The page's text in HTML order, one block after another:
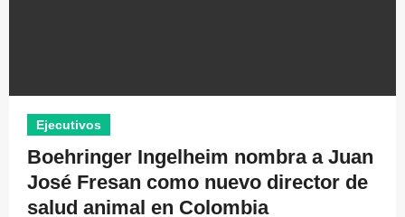
Ejecutivos
Boehringer Ingelheim nombra a Juan
José Fresan como nuevo director de
salud animal en Colombia